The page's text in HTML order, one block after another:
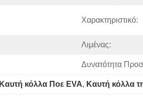
Χαρακτηριστικό:
Λιμένας:
Δυνατότητα
Καυτή κόλλα Ποε EVA, Καυτή κόλλα